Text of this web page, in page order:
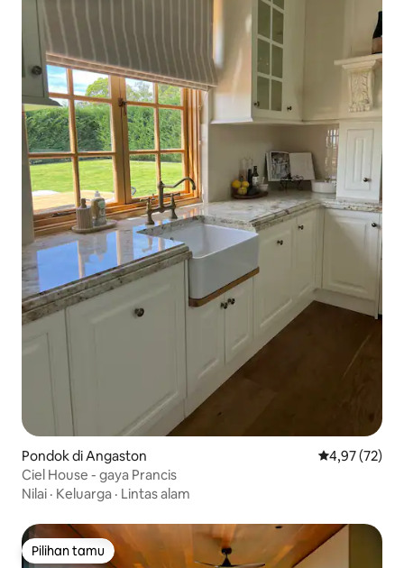
Pondok di Angaston Nilai rata-rata
4,97 (72)
Ciel House - gaya Prancis
Nilai · Keluarga · Lintas alam
Pilihan tamu
Pilihan tamu